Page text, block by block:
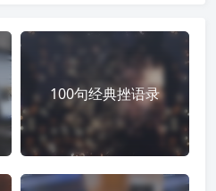
100句经典挫语录